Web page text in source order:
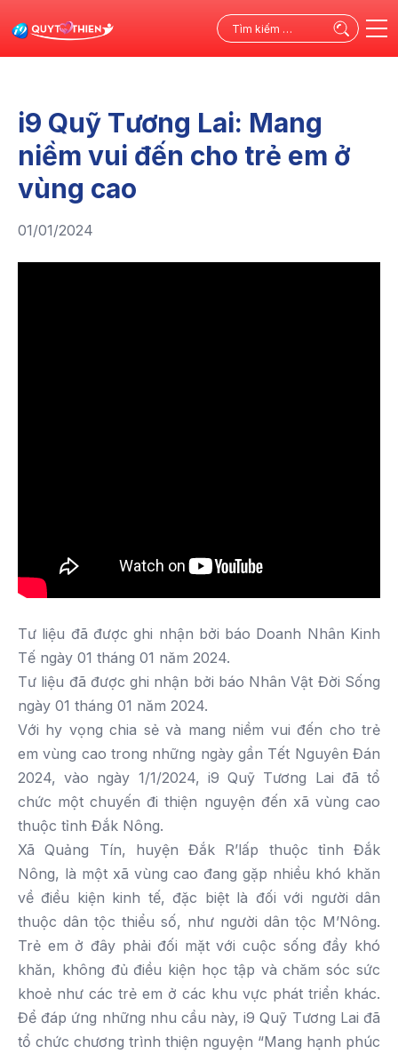
kiếm
i9 Quỹ Tương Lai: Mang
niềm vui đến cho trẻ em ở
vùng cao
01/01/2024
Tư liệu đã được ghi nhận bởi báo Doanh Nhân Kinh
Tế ngày 01 tháng 01 năm 2024.
Tư liệu đã được ghi nhận bởi báo Nhân Vật Đời Sống
ngày 01 tháng 01 năm 2024.
Với hy vọng chia sẻ và mang niềm vui đến cho trẻ
em vùng cao trong những ngày gần Tết Nguyên Đán
2024, vào ngày 1/1/2024, i9 Quỹ Tương Lai đã tổ
chức một chuyến đi thiện nguyện đến xã vùng cao
thuộc tỉnh Đắk Nông.
Xã Quảng Tín, huyện Đắk R’lấp thuộc tỉnh Đắk
Nông, là một xã vùng cao đang gặp nhiều khó khăn
về điều kiện kinh tế, đặc biệt là đối với người dân
thuộc dân tộc thiểu số, như người dân tộc M’Nông.
Trẻ em ở đây phải đối mặt với cuộc sống đầy khó
khăn, không đủ điều kiện học tập và chăm sóc sức
khoẻ như các trẻ em ở các khu vực phát triển khác.
Để đáp ứng những nhu cầu này, i9 Quỹ Tương Lai đã
tổ chức chương trình thiện nguyện “Mang hạnh phúc